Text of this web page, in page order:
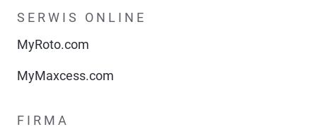
SERWIS ONLINE
MyRoto.com
MyMaxcess.com
FIRMA